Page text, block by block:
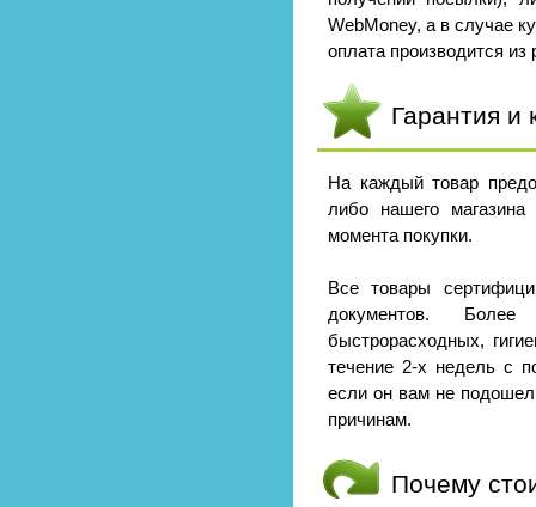
WebMoney, а в случае
оплата производится из
Гарантия и
На каждый товар
либо нашего
момента покупки.
Все товары
документов.
быстрорасходных,
течение 2-х недель с
если он вам не
причинам.
Почему